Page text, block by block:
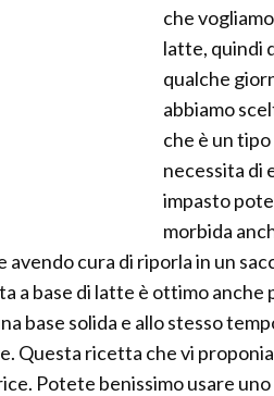
che
latte, quindi
qualche
abbiamo
che è un
necessita di
impasto
morbida
cura di riporla in un
a base di latte è ottimo
base solida e allo stesso
Questa ricetta che vi
Potete benissimo usare